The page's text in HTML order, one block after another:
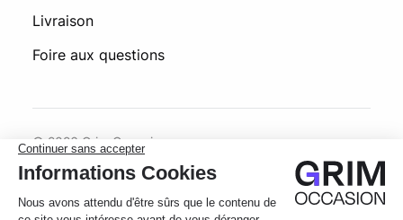
Livraison
Foire aux questions
© 2026 Grim Occasion
Conditions générales d’utilisation
Politique de confidentialité